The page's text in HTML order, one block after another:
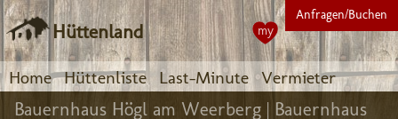
Hüttenland
Home Hüttenliste Last-Minute Vermieter
Anfragen/Buchen
my
Bauernhaus Högl am Weerberg | Bauernhaus